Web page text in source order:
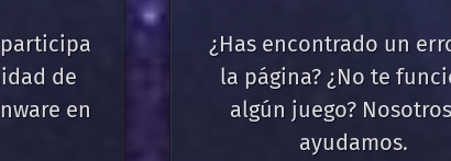
de
en
¿Has encontrado un
la página? ¿No te
algún juego?
ayudamos.